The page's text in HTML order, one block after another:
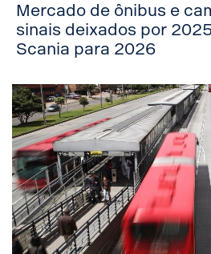
Mercado de ônibus e
sinais deixados por
Scania para 2026